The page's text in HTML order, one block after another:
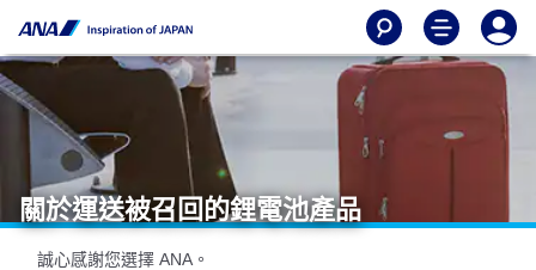
關於運送被召回的鋰電池產品
誠心感謝您選擇 ANA。